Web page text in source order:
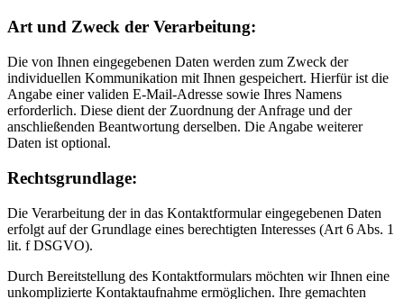
Art und Zweck der Verarbeitung:
Die von Ihnen eingegebenen Daten werden zum Zweck der
individuellen Kommunikation mit Ihnen gespeichert. Hierfür ist die
Angabe einer validen E-Mail-Adresse sowie Ihres Namens
erforderlich. Diese dient der Zuordnung der Anfrage und der
anschließenden Beantwortung derselben. Die Angabe weiterer
Daten ist optional.
Rechtsgrundlage:
Die Verarbeitung der in das Kontaktformular eingegebenen Daten
erfolgt auf der Grundlage eines berechtigten Interesses (Art 6 Abs. 1
lit. f DSGVO).
Durch Bereitstellung des Kontaktformulars möchten wir Ihnen eine
unkomplizierte Kontaktaufnahme ermöglichen. Ihre gemachten